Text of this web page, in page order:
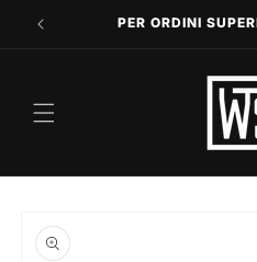
direttamentePER ORDINI
informazioni
sul prodotto